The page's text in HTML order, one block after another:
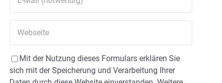
Mit der Nutzung dieses Formulars erklären Sie
sich mit der Speicherung und Verarbeitung Ihrer